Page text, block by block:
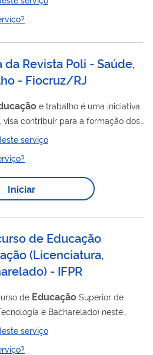
da Revista Poli - Saúde,
- Fiocruz/RJ
e trabalho é uma iniciativa
visa contribuir para a formação dos
professores, gestores - que
três áreas. Desenvolvida por
tem foco exclusivamente
público a serviço do
Profissional em Saúde. A revista
serviço
Iniciar
de Educação
(Licenciatura,
- IFPR
de Educação Superior de
a uma vaga por meio deste
serviço